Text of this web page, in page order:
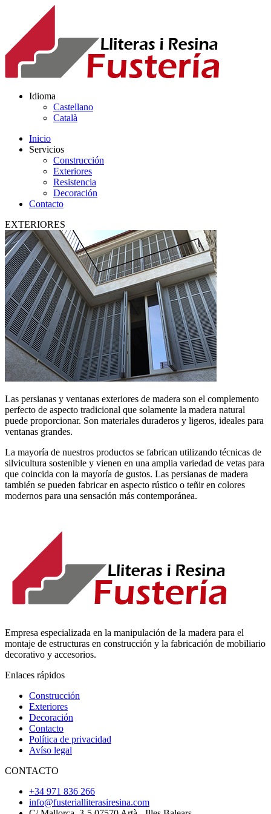
Idioma
Castellano
Català
Inicio
Servicios
Construcción
Exteriores
Resistencia
Decoración
Contacto
EXTERIORES
Las persianas y ventanas exteriores de madera son el complemento
perfecto de aspecto tradicional que solamente la madera natural
puede proporcionar. Son materiales duraderos y ligeros, ideales para
ventanas grandes.
La mayoría de nuestros productos se fabrican utilizando técnicas de
silvicultura sostenible y vienen en una amplia variedad de vetas para
que coincida con la mayoría de gustos. Las persianas de madera
también se pueden fabricar en aspecto rústico o teñir en colores
modernos para una sensación más contemporánea.
Empresa especializada en la manipulación de la madera para el
montaje de estructuras en construcción y la fabricación de mobiliario
decorativo y accesorios.
Enlaces rápidos
Construcción
Exteriores
Decoración
Contacto
Política de privacidad
Avíso legal
CONTACTO
+34 971 836 266
info@fusterialliterasiresina.com